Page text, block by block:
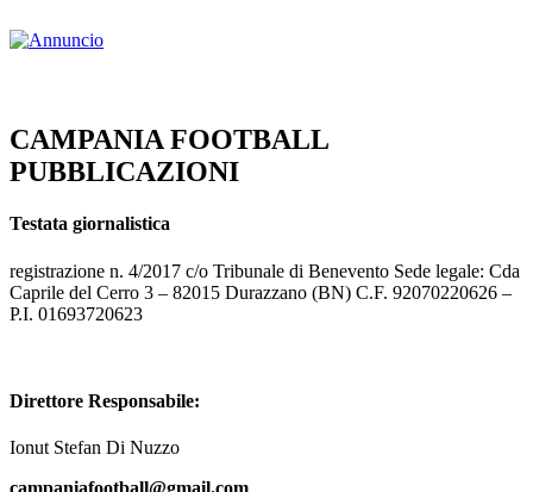
CAMPANIA FOOTBALL
PUBBLICAZIONI
Testata giornalistica
registrazione n. 4/2017 c/o Tribunale di Benevento Sede legale: Cda
Caprile del Cerro 3 – 82015 Durazzano (BN) C.F. 92070220626 –
P.I. 01693720623
Direttore Responsabile:
Ionut Stefan Di Nuzzo
campaniafootball@gmail.com